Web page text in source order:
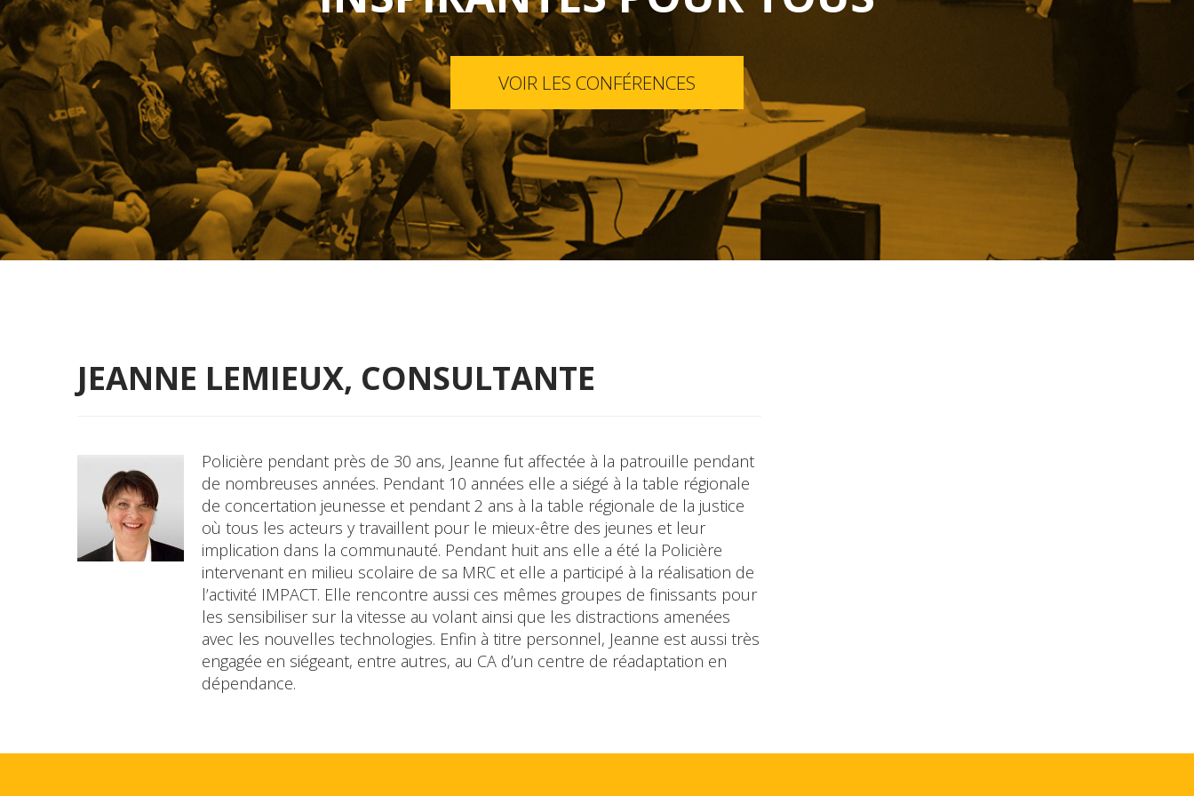
VOIR LES CONFÉRENCES
JEANNE LEMIEUX, CONSULTANTE
Policière pendant près de 30 ans, Jeanne fut affectée à la patrouille pendant
de nombreuses années. Pendant 10 années elle a siégé à la table régionale
de concertation jeunesse et pendant 2 ans à la table régionale de la justice
où tous les acteurs y travaillent pour le mieux-être des jeunes et leur
implication dans la communauté. Pendant huit ans elle a été la Policière
intervenant en milieu scolaire de sa MRC et elle a participé à la réalisation de
l’activité IMPACT. Elle rencontre aussi ces mêmes groupes de finissants pour
les sensibiliser sur la vitesse au volant ainsi que les distractions amenées
avec les nouvelles technologies. Enfin à titre personnel, Jeanne est aussi très
engagée en siégeant, entre autres, au CA d’un centre de réadaptation en
dépendance.